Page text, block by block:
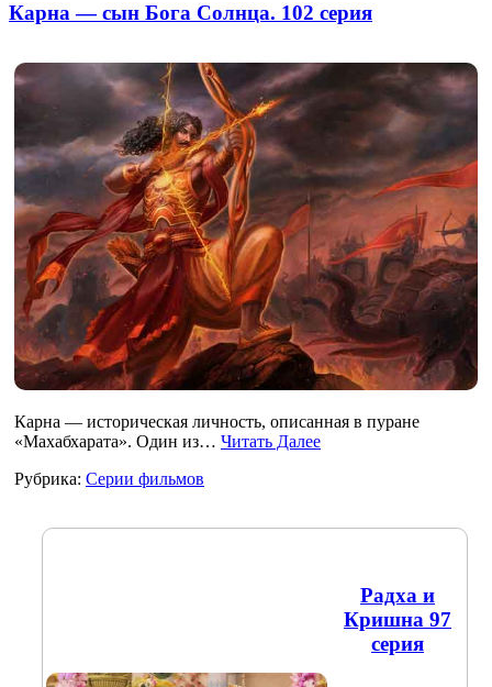
Карна — сын Бога Солнца. 102 серия
Карна — историческая личность, описанная в пуране
«Махабхарата». Один из… Читать Далее
Рубрика: Серии фильмов
Радха и
Кришна 97
серия